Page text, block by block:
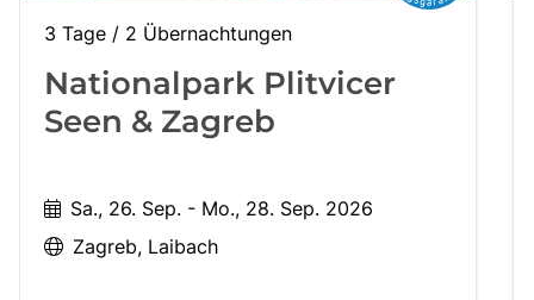
3 Tage / 2 Übernachtungen
Nationalpark Plitvicer
Seen & Zagreb
Sa., 26. Sep. - Mo., 28. Sep. 2026
Zagreb Laibach